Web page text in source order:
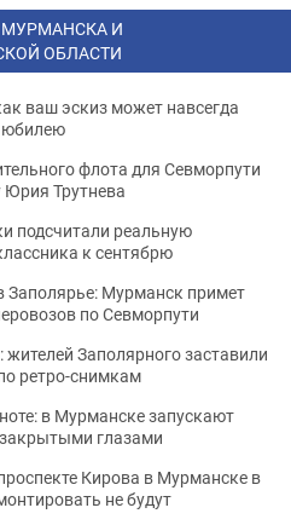
И
ОБЛАСТИ
ваш эскиз может навсегда
юбилею
флота для Севморпути
Трутнева
подсчитали реальную
к сентябрю
Заполярье: Мурманск примет
по Севморпути
Заполярного заставили
ретро-снимкам
в Мурманске запускают
глазами
Кирова в Мурманске в
не будут